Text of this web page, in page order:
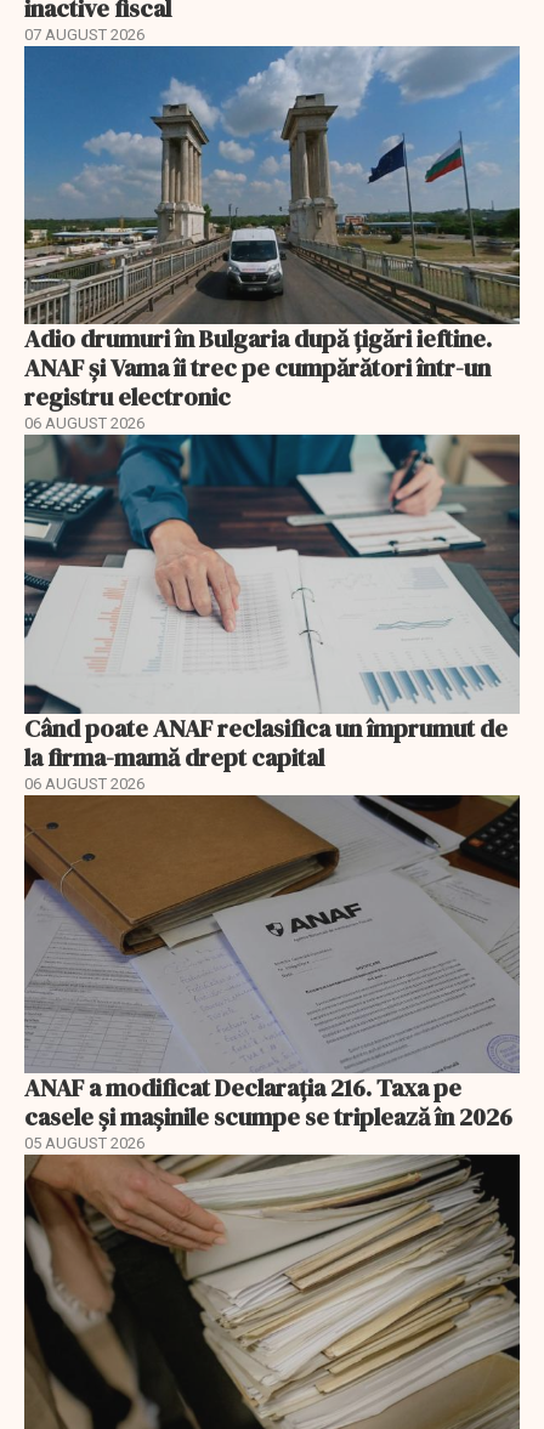
inactive fiscal
07 AUGUST 2026
Adio drumuri în Bulgaria după țigări ieftine.
ANAF și Vama îi trec pe cumpărători într-un
registru electronic
06 AUGUST 2026
Când poate ANAF reclasifica un împrumut de
la firma-mamă drept capital
06 AUGUST 2026
ANAF a modificat Declarația 216. Taxa pe
casele și mașinile scumpe se triplează în 2026
05 AUGUST 2026